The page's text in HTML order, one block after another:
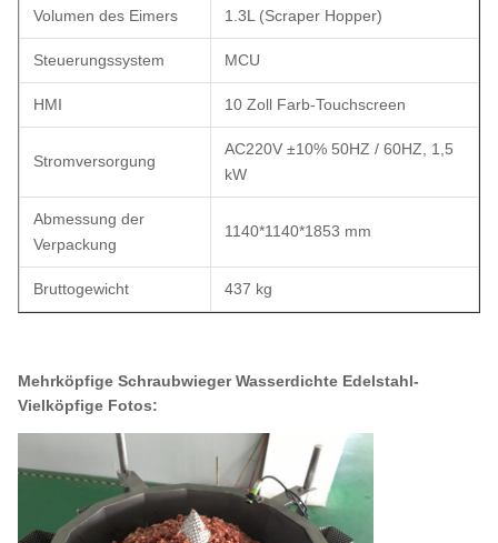
Volumen des Eimers 1.3L (Scraper Hopper)
Steuerungssystem MCU
HMI 10 Zoll Farb-Touchscreen
Stromversorgung
AC220V ±10% 50HZ / 60HZ, 1,5
kW
Abmessung der
Verpackung
1140*1140*1853 mm
Bruttogewicht 437 kg
Mehrköpfige Schraubwieger Wasserdichte Edelstahl-
Vielköpfige Fotos: